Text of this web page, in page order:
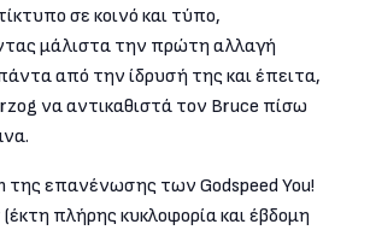
σε κοινό και τύπο,
μάλιστα την πρώτη αλλαγή
από την ίδρυσή της και έπειτα,
να αντικαθιστά τον Bruce πίσω
της επανένωσης των Godspeed You!
πλήρης κυκλοφορία και έβδομη